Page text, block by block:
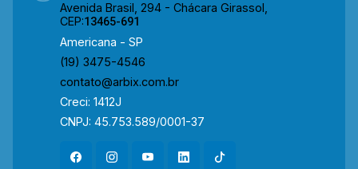
Avenida Brasil, 294 - Chácara Girassol,
CEP:13465-691
Americana - SP
(19) 3475-4546
contato@arbix.com.br
Creci: 1412J
CNPJ: 45.753.589/0001-37